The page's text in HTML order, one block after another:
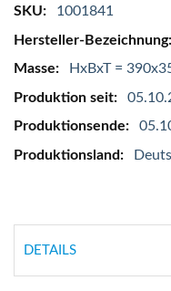
Mehr
Informationen
1001841
HxBxT =
DETAILS